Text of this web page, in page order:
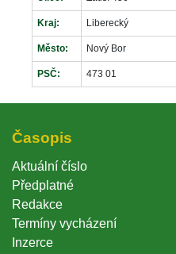
Kraj: Liberecký
Město: Nový Bor
PSČ: 473 01
Časopi
Aktuální číslo
Předplatné
Redakce
Termíny vycházení
Inzerce